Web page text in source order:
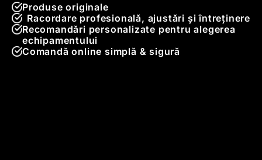
Produse originale
Racordare profesională, ajustări și întreținere
Recomandări personalizate pentru alegerea
echipamentului
Comandă online simplă & sigură